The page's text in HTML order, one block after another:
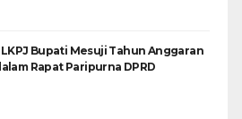
Bupati Mesuji Tahun Anggaran
Rapat Paripurna DPRD